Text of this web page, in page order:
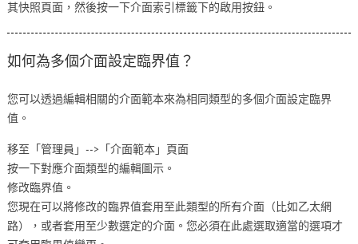
其快照頁面，然後按一下介面索引標籤下的啟用按鈕。
如何為多個介面設定臨界值？
您可以透過編輯相關的介面範本來為相同類型的多個介面設定臨界
值。
移至「管理員」-->「介面範本」頁面
按一下對應介面類型的編輯圖示。
修改臨界值。
您現在可以將修改的臨界值套用至此類型的所有介面（比如乙太網
路），或者套用至少數選定的介面。您必須在此處選取適當的選項才